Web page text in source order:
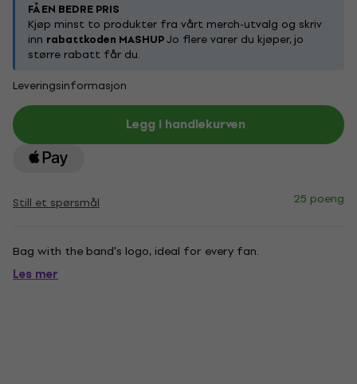
FÅ EN BEDRE PRIS
Kjøp minst to produkter fra vårt merch-utvalg og skriv
inn rabattkoden MASHUPJo flere varer du kjøper, jo
større rabatt får du.
Leveringsinformasjon
Legg i handlekurven
Still et spørsmål 25 poeng
Bag with the band's logo, ideal for every fan.
Les mer